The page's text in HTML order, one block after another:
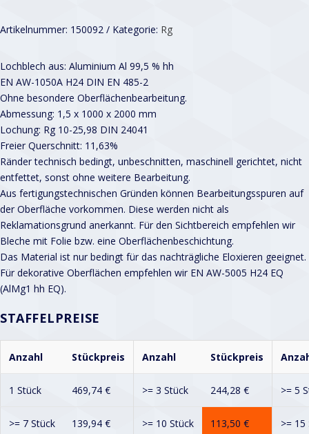
Artikelnummer: 150092 Kategorie: Rg
Lochblech aus: Aluminium Al 99,5 % hh
EN AW-1050A H24 DIN EN 485-2
Ohne besondere Oberflächenbearbeitung.
Abmessung: 1,5 x 1000 x 2000 mm
Lochung: Rg 10-25,98 DIN 24041
Freier Querschnitt: 11,63%
Ränder technisch bedingt, unbeschnitten, maschinell gerichtet, nicht
entfettet, sonst ohne weitere Bearbeitung.
Aus fertigungstechnischen Gründen können Bearbeitungsspuren auf
der Oberfläche vorkommen. Diese werden nicht als
Reklamationsgrund anerkannt. Für den Sichtbereich empfehlen wir
Bleche mit Folie bzw. eine Oberflächenbeschichtung.
Das Material ist nur bedingt für das nachträgliche Eloxieren geeignet.
Für dekorative Oberflächen empfehlen wir EN AW-5005 H24 EQ
(AlMg1 hh EQ).
STAFFELPREISE
Anzahl Stückpreis Anzahl Stückpreis
1 Stück 469,74 € >= 3 Stück 244,28 € >= 5
>= 7 Stück 139,94 € >= 10 Stück 113,50 € >= 15